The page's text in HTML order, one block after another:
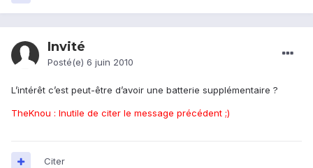
Invité
Posté(e) 6 juin 2010
L’intérêt c’est peut-être d’avoir une batterie supplémentaire ?
TheKnou : Inutile de citer le message précédent ;)
Citer